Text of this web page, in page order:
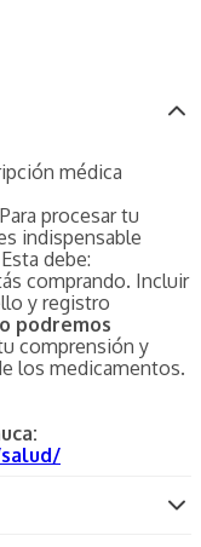
médica
Para procesar tu
indispensable
debe:
comprando. Incluir
y registro
podremos
comprensión y
los medicamentos.